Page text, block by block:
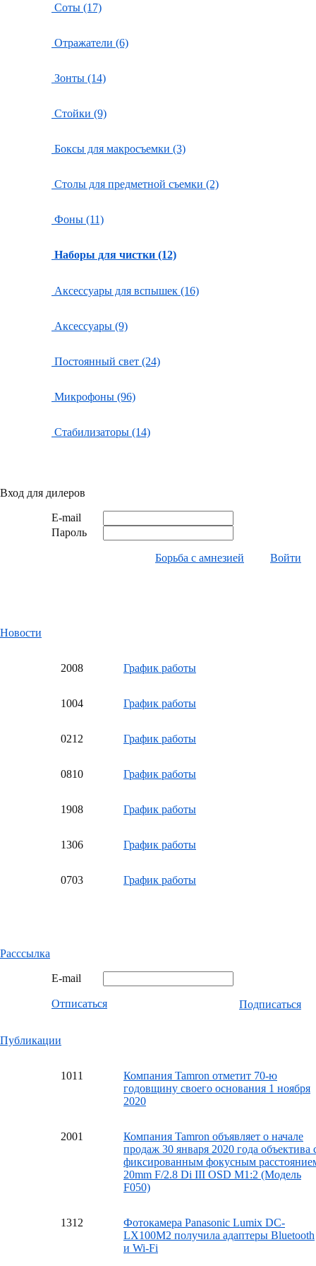
Соты (17)
Отражатели (6)
Зонты (14)
Стойки (9)
Боксы для макросъемки (3)
Столы для предметной съемки (2)
Фоны (11)
Наборы для чистки (12)
Аксессуары для вспышек (16)
Аксессуары (9)
Постоянный свет (24)
Микрофоны (96)
Стабилизаторы (14)
Вход для дилеров
E-mail
Пароль
Борьба с амнезией Войти
Новости
2008 График работы
1004 График работы
0212 График работы
0810 График работы
1908 График работы
1306 График работы
0703 График работы
Расссылка
E-mail
Отписаться Подписаться
Публикации
1011
Компания Tamron отметит 70-ю
годовщину своего основания 1 ноября
2020
2001
Компания Tamron объявляет о начале
продаж 30 января 2020 года объектива
фиксированным фокусным
20mm F/2.8 Di III OSD M1:2 (Модель
F050)
1312
Фотокамера Panasonic Lumix DC-
LX100M2 получила адаптеры Bluetooth
и Wi-Fi